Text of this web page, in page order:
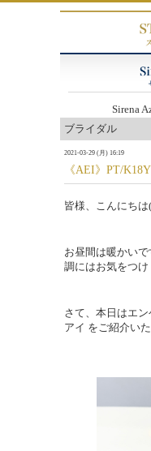
Sirena
ブライダル
2021-03-29 (月) 16:19
《AEI》PT/
皆様、こんにちは
お昼間は暖かい
調にはお気をつけ
さて、本日はエ
アイ をご紹介い